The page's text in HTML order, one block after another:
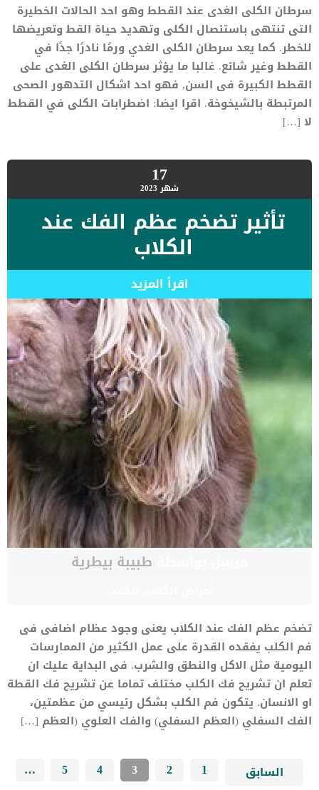
سرطان الكلى الغدى عند القطط وهو احد الحالات الخطيرة
التى تنتهى باستئصال الكلى وتهديد حياة القط وتعريضها
للخطر. كما يعد سرطان الكلى الغدي ورمًا نادرًا جدًا في
القطط وغير شائع. غالبا ما يؤثر سرطان الكلى الغدى على
القطط الكبيرة فى السن, فهو احد اشكال التدهور الصحى
المرتبطة بالشيخوخة. اقرا ايضا: اضطرابات الكلى في القطط
لا […]
17شهر 2023
تأثير تضخم عظم الفك عند
الكلاب
اقرأ المزيد
طبيبة بيطرية
تضخم عظم الفك عند الكلاب يعنى وجود عظام اضافى فى
فم الكلب يفقده القدرة على عمل الكثير من الممارسات
اليومية مثل الاكل والنطق والشرب. فى البداية عليك ان
تعلم ان تشريح فك الكلب مختلف تماما عن تشريح فك القطة
او الانسان. يتكون فم الكلب بشكل رئيسي من عظمتين،
الفك السفلي (العظم السفلي) والفك العلوي (العظم […]
السابق 1
2
3
4
5
…